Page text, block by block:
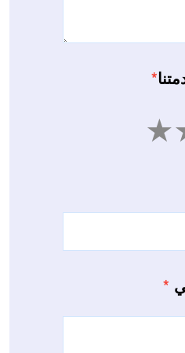
*
4
*